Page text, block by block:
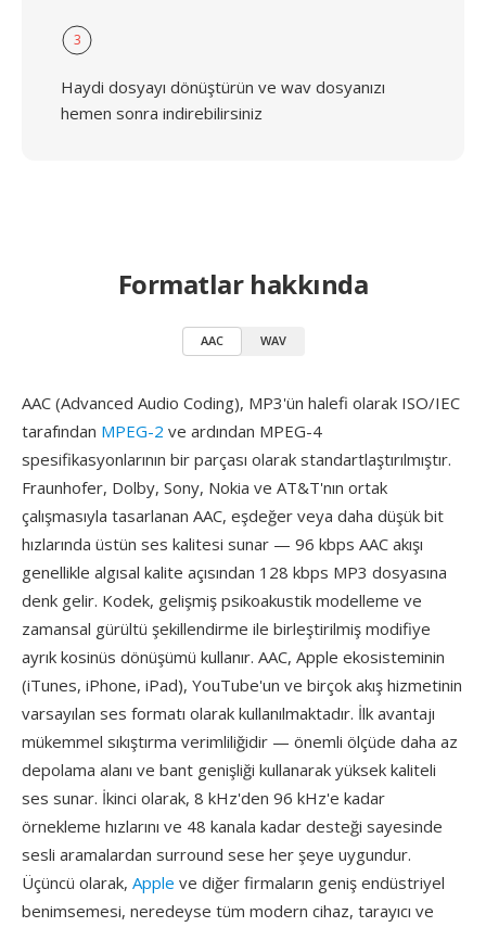
3
Haydi dosyayı dönüştürün ve wav dosyanızı
hemen sonra indirebilirsiniz
Formatlar hakkında
AAC WAV
AAC (Advanced Audio Coding), MP3'ün halefi olarak ISO/IEC
tarafından MPEG-2 ve ardından MPEG-4
spesifikasyonlarının bir parçası olarak standartlaştırılmıştır.
Fraunhofer, Dolby, Sony, Nokia ve AT&T'nın ortak
çalışmasıyla tasarlanan AAC, eşdeğer veya daha düşük bit
hızlarında üstün ses kalitesi sunar — 96 kbps AAC akışı
genellikle algısal kalite açısından 128 kbps MP3 dosyasına
denk gelir. Kodek, gelişmiş psikoakustik modelleme ve
zamansal gürültü şekillendirme ile birleştirilmiş modifiye
ayrık kosinüs dönüşümü kullanır. AAC, Apple ekosisteminin
(iTunes, iPhone, iPad), YouTube'un ve birçok akış hizmetinin
varsayılan ses formatı olarak kullanılmaktadır. İlk avantajı
mükemmel sıkıştırma verimliliğidir — önemli ölçüde daha az
depolama alanı ve bant genişliği kullanarak yüksek kaliteli
ses sunar. İkinci olarak, 8 kHz'den 96 kHz'e kadar
örnekleme hızlarını ve 48 kanala kadar desteği sayesinde
sesli aramalardan surround sese her şeye uygundur.
Üçüncü olarak, Apple ve diğer firmaların geniş endüstriyel
benimsemesi, neredeyse tüm modern cihaz, tarayıcı ve